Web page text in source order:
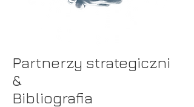
Partnerzy strategiczni
&
Bibliografia